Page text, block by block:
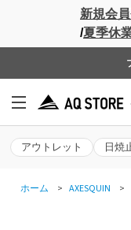
新規会
/夏季休
アウトレット 日焼
ホーム > AXESQUIN >